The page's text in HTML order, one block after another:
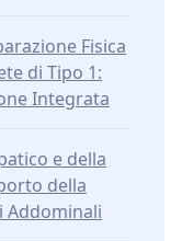
Fisica
di Tipo 1:
Integrata
e della
della
Addominali